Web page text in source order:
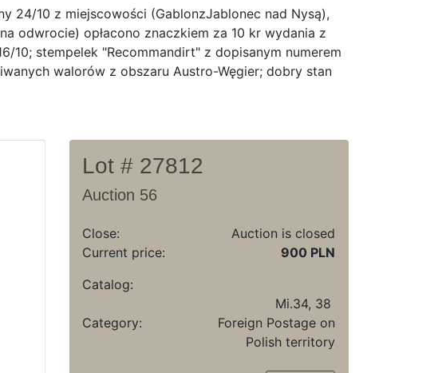
24/10 z miejscowości (GablonzJablonec nad Nysą),
odwrocie) opłacono znaczkiem za 10 kr wydania z
10; stempelek "Recommandirt" z dopisanym numerem
walorów z obszaru Austro-Węgier; dobry stan
Lot # 27812
Auction 56
Close:
Auction is closed
Current price:
900 PLN
Catalog:
Mi.34, 38
Category:
Foreign Postage on
Polish territory